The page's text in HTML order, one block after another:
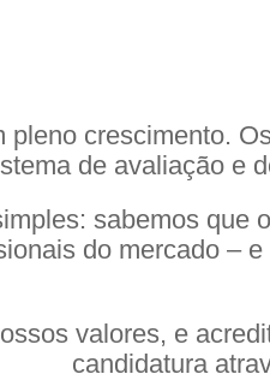
pleno crescimento.
de avaliação e
sabemos que
do mercado –
valores, e
candidatura